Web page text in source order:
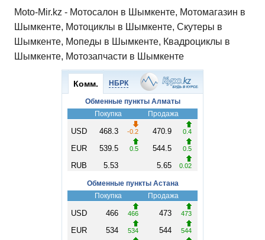
Moto-Mir.kz - Мотосалон в Шымкенте, Мотомагазин в
Шымкенте, Мотоциклы в Шымкенте, Скутеры в
Шымкенте, Мопеды в Шымкенте, Квадроциклы в
Шымкенте, Мотозапчасти в Шымкенте